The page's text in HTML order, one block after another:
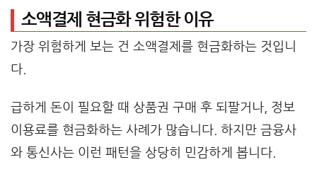
소액결제 현금화 위험한 이유
가장 위험하게 보는 건 소액결제를 현금화하는 것입니
다.
급하게 돈이 필요할 때 상품권 구매 후 되팔거나, 정보
이용료를 현금화하는 사례가 많습니다. 하지만 금융사
와 통신사는 이런 패턴을 상당히 민감하게 봅니다.